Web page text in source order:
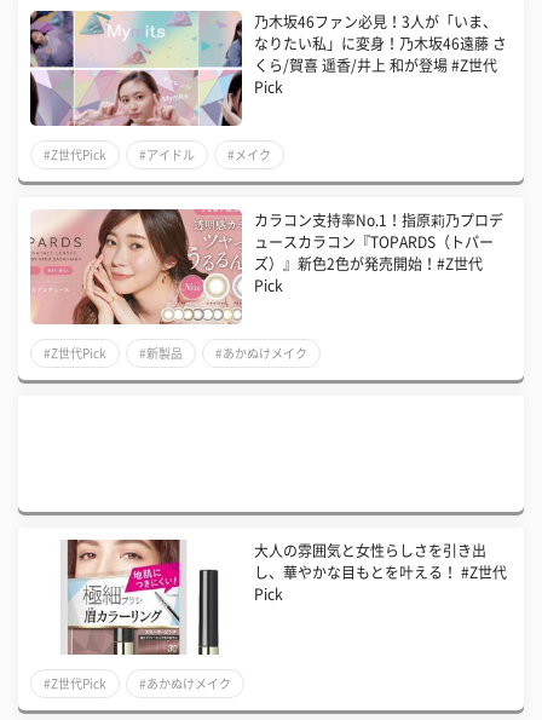
乃木坂46ファン必見！3人が「いま、
なりたい私」に変身！乃木坂46遠藤 さ
くら/賀喜 遥香/井上 和が登場 #Z世代
Pick
#Z世代Pick #アイドル #メイク
カラコン支持率No.1！指原莉乃プロデ
ュースカラコン『TOPARDS（トパー
ズ）』新色2色が発売開始！#Z世代
Pick
#Z世代Pick #新製品 #あかぬけメイク
大人の雰囲気と女性らしさを引き出
し、華やかな目もとを叶える！ #Z世代
Pick
#Z世代Pick #あかぬけメイク